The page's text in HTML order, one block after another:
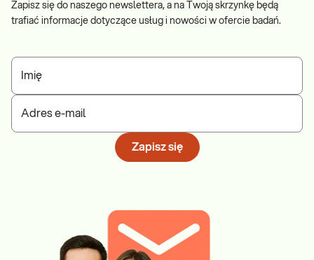
Zapisz się do naszego newslettera, a na Twoją skrzynkę będą
trafiać informacje dotyczące usług i nowości w ofercie badań.
Imię
Adres e-mail
Zapisz się